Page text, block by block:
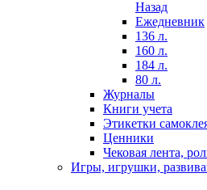
Назад
Ежедневник
136 л.
160 л.
184 л.
80 л.
Журналы
Книги учета
Этикетки
Ценники
Чековая лента,
Игры, игрушки,